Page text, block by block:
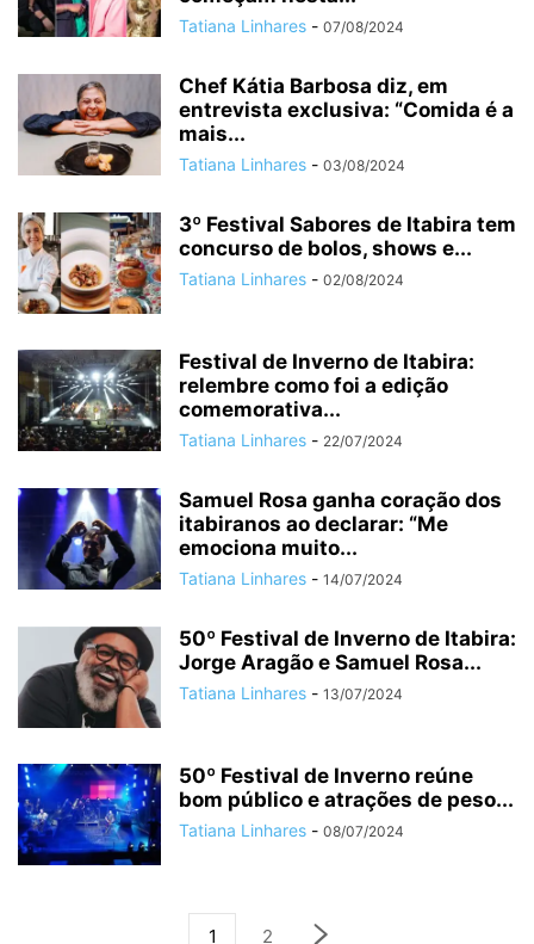
Tatiana Linhares - 07/08/2024
Chef Kátia Barbosa diz, em
entrevista exclusiva: “Comida é a
mais...
Tatiana Linhares - 03/08/2024
3º Festival Sabores de Itabira tem
concurso de bolos, shows e...
Tatiana Linhares - 02/08/2024
Festival de Inverno de Itabira:
relembre como foi a edição
comemorativa...
Tatiana Linhares - 22/07/2024
Samuel Rosa ganha coração dos
itabiranos ao declarar: “Me
emociona muito...
Tatiana Linhares - 14/07/2024
50º Festival de Inverno de Itabira:
Jorge Aragão e Samuel Rosa...
Tatiana Linhares - 13/07/2024
50º Festival de Inverno reúne
bom público e atrações de peso...
Tatiana Linhares - 08/07/2024
1 2